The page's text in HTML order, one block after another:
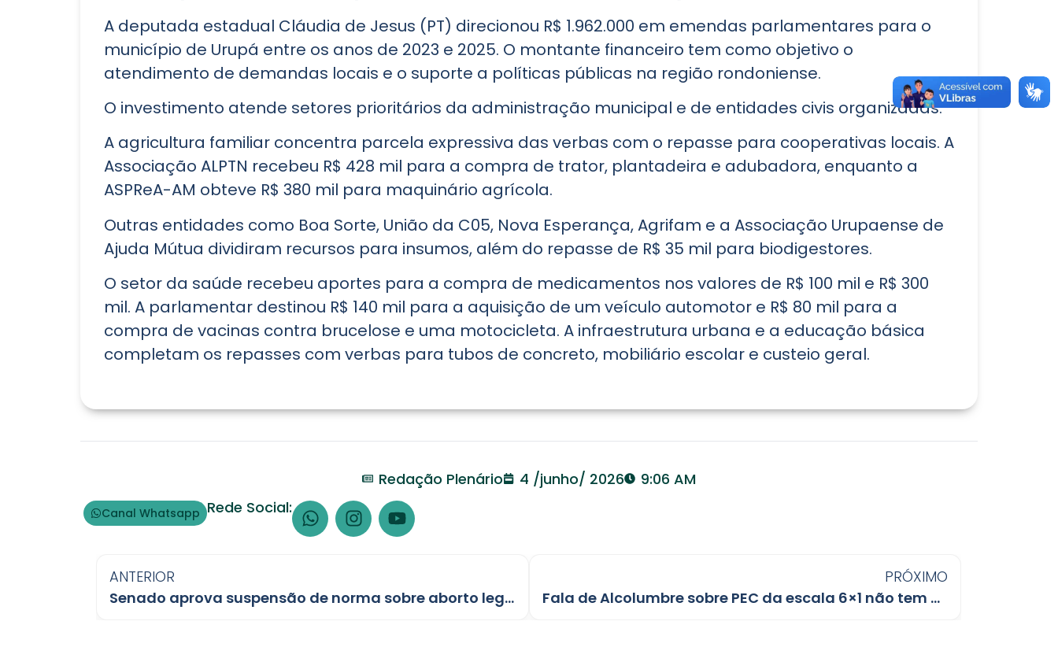
A deputada estadual Cláudia de Jesus (PT) direcionou R$ 1.962.000 em emendas parlamentares para o
município de Urupá entre os anos de 2023 e 2025. O montante financeiro tem como objetivo o
atendimento de demandas locais e o suporte a políticas públicas na região rondoniense.
O investimento atende setores prioritários da administração municipal e de entidades civis organizadas.
A agricultura familiar concentra parcela expressiva das verbas com o repasse para cooperativas locais. A
Associação ALPTN recebeu R$ 428 mil para a compra de trator, plantadeira e adubadora, enquanto a
ASPReA-AM obteve R$ 380 mil para maquinário agrícola.
Outras entidades como Boa Sorte, União da C05, Nova Esperança, Agrifam e a Associação Urupaense de
Ajuda Mútua dividiram recursos para insumos, além do repasse de R$ 35 mil para biodigestores.
O setor da saúde recebeu aportes para a compra de medicamentos nos valores de R$ 100 mil e R$ 300
mil. A parlamentar destinou R$ 140 mil para a aquisição de um veículo automotor e R$ 80 mil para a
compra de vacinas contra brucelose e uma motocicleta. A infraestrutura urbana e a educação básica
completam os repasses com verbas para tubos de concreto, mobiliário escolar e custeio geral.
Redação Plenário 4 /junho/ 2026 9:06 AM
Canal Whatsapp Rede Social:
ANTERIOR
Senado aprova suspensão de norma sobre aborto legal para menores
PRÓXIMO
Fala de Alcolumbre sobre PEC da escala 6×1 não tem precedentes no Senado